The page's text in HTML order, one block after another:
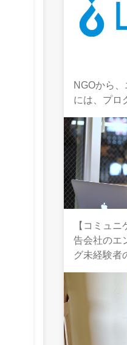
NGOから
には、プロ
【コミュ
告会社のエ
グ未経験者